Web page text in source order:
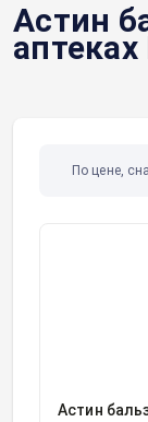
Астин
По цене,
Астин